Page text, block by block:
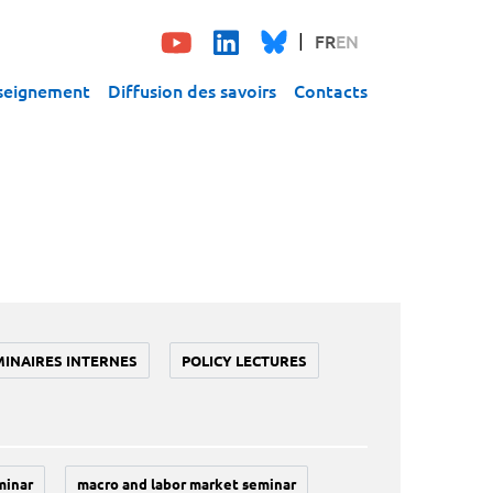
FREN
Diffusion des savoirs Contacts
INTERNES POLICY LECTURES
macro and labor market seminar